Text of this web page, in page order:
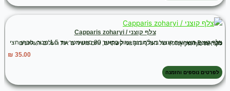
צלף קוצני / Capparis zoharyi
צלף קוצני הוא שיח קוצני בעל מבנה עגול בקוטר 80 סנטימטר עד 1.5 מטר, גובהו חצי מטר עד 2 מטר. ענפיו של הצלף הקוצני קשתיים, והם משירים את העלים העליונים לקראת סוף הקיץ.
₪ 35.00
לפרטים נוספים והזמנה